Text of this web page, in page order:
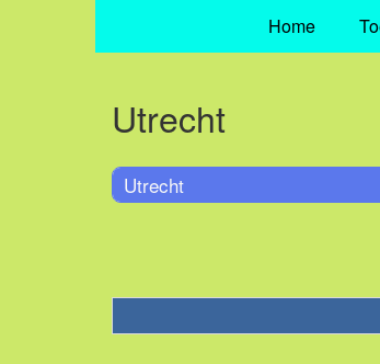
Home
Utrecht
Utrecht